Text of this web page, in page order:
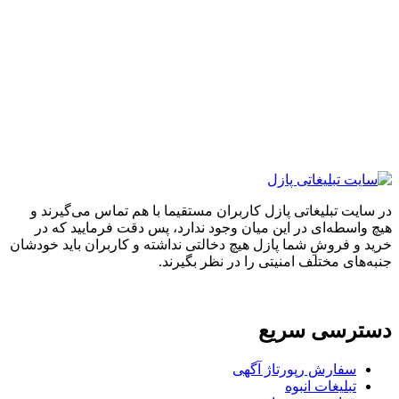
تبلیغاتی پازل کاربران مستقیما با هم تماس می‌گیرند و
در این میان وجود ندارد، پس دقت فرمایید که در
و فروشِ شما پازل هیچ دخالتی نداشته و کاربران باید خودشان
مختلف امنیتی را در نظر بگیرند.
سریع
سفارش رپورتاژ آگهی
تبلیغات انبوه